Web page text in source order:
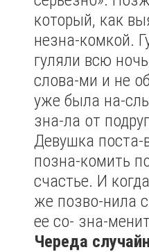
который, как
незна-комкой.
гуляли всю
слова-ми и не
уже была на-
зна-ла от
Девушка поста-
позна-комить
счастье. И
же позво-нила
ее со- зна-
Череда